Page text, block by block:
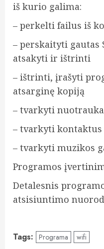
iš kurio galima:
– perkelti failus iš
– perskaityti gautas
atsakyti ir ištrinti
– ištrinti, įrašyti
atsarginę kopiją
– tvarkyti
– tvarkyti kontaktus
– tvarkyti muzikos
Programos
Detalesnis
atsisiuntimo
Tags: Programa wifi